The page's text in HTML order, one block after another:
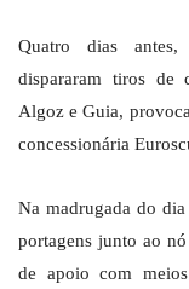
Quatro dias
dispararam tiros de
Algoz e Guia,
concessionária
Na madrugada do
portagens junto ao
de apoio com